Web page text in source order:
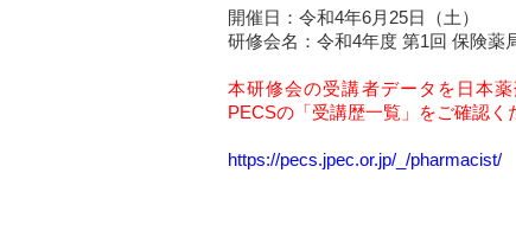
開催日：令和4年6月25日（土）
研修会名：令和4年度 第1回 保険薬
本研修会の受講者データを日本
PECSの「受講歴一覧」をご確認く
https://pecs.jpec.or.jp/_/pharmacist/